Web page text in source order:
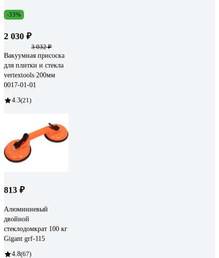
-33%
2 030 ₽
3 032 ₽
Вакуумная присоска
для плитки и стекла
vertextools 200мм
0017-01-01
4.3(21)
813 ₽
Алюминиевый
двойной
стеклодомкрат 100 кг
Gigant grf-115
4.8(67)